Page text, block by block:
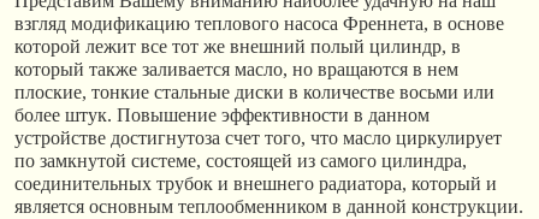
взгляд модификацию теплового насоса Френнета, в основе
которой лежит все тот же внешний полый цилиндр, в
который также заливается масло, но вращаются в нем
плоские, тонкие стальные диски в количестве восьми или
более штук. Повышение эффективности в данном
устройстве достигнутоза счет того, что масло циркулирует
по замкнутой системе, состоящей из самого цилиндра,
соединительных трубок и внешнего радиатора, который и
является основным теплообменником в данной конструкции.